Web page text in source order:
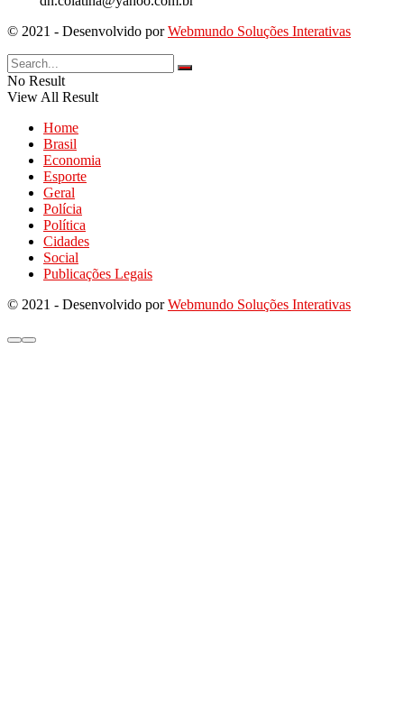
© 2021 - Desenvolvido porWebmundo Soluções Interativas
No Result
View All Result
Home
Brasil
Economia
Esporte
Geral
Polícia
Política
Cidades
Social
Publicações Legais
© 2021 - Desenvolvido porWebmundo Soluções Interativas